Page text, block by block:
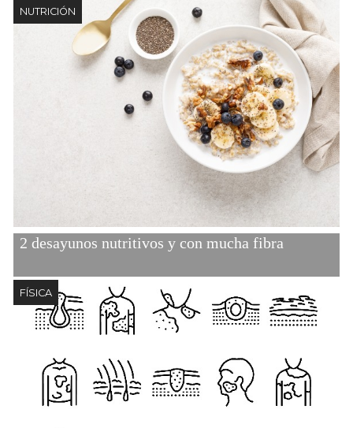
NUTRICIÓN
2 desayunos nutritivos y con mucha fibra
FÍSICA